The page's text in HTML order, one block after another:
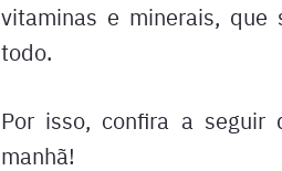
vitaminas e minerais, que
todo.
Por isso, confira a seguir
manhã!